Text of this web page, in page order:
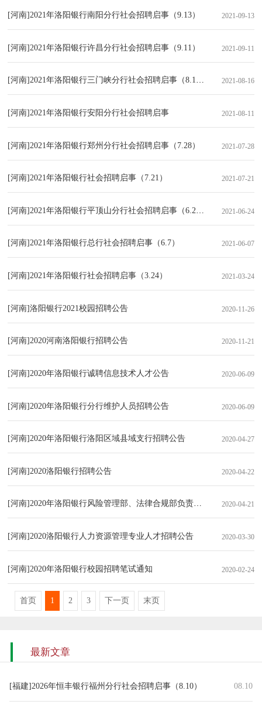
[河南]2021年洛阳银行南阳分行社会招聘启事（9.13） 2021-09-13
[河南]2021年洛阳银行许昌分行社会招聘启事（9.11） 2021-09-11
[河南]2021年洛阳银行三门峡分行社会招聘启事（8.16） 2021-08-16
[河南]2021年洛阳银行安阳分行社会招聘启事 2021-08-11
[河南]2021年洛阳银行郑州分行社会招聘启事（7.28） 2021-07-28
[河南]2021年洛阳银行社会招聘启事（7.21） 2021-07-21
[河南]2021年洛阳银行平顶山分行社会招聘启事（6.24） 2021-06-24
[河南]2021年洛阳银行总行社会招聘启事（6.7） 2021-06-07
[河南]2021年洛阳银行社会招聘启事（3.24） 2021-03-24
[河南]洛阳银行2021校园招聘公告 2020-11-26
[河南]2020河南洛阳银行招聘公告 2020-11-21
[河南]2020年洛阳银行诚聘信息技术人才公告 2020-06-09
[河南]2020年洛阳银行分行维护人员招聘公告 2020-06-09
[河南]2020年洛阳银行洛阳区域县域支行招聘公告 2020-04-27
[河南]2020洛阳银行招聘公告 2020-04-22
[河南]2020年洛阳银行风险管理部、法律合规部负责人招聘公告2020-04-21
[河南]2020洛阳银行人力资源管理专业人才招聘公告 2020-03-30
[河南]2020年洛阳银行校园招聘笔试通知 2020-02-24
首页 1 2 3 下一页 末页
最新文章
[福建]2026年恒丰银行福州分行社会招聘启事（8.10） 08.10